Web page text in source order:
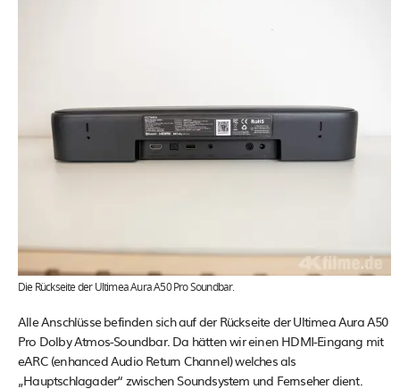
Die Rückseite der Ultimea Aura A50 Pro Soundbar.
Alle Anschlüsse befinden sich auf der Rückseite der Ultimea Aura A50
Pro Dolby Atmos-Soundbar. Da hätten wir einen HDMI-Eingang mit
eARC (enhanced Audio Return Channel) welches als
„Hauptschlagader“ zwischen Soundsystem und Fernseher dient.